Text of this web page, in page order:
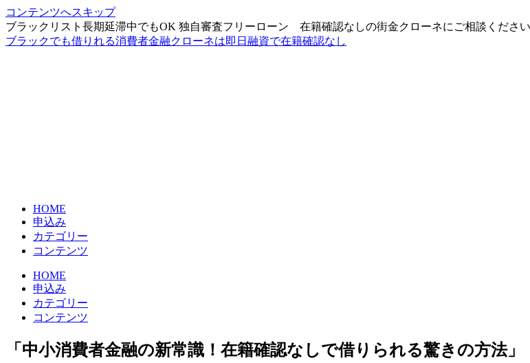
コンテンツへスキップ
ブラックリスト長期延滞中でもOK 独自審査フリーローン 在籍確認なしの街金クローネにご相談ください
ブラックでも借りれる消費者金融クローネは即日融資で在籍確認なし
HOME
申込み
カテゴリー
コンテンツ
HOME
申込み
カテゴリー
コンテンツ
「中小消費者金融の新常識！在籍確認なしで借りられる驚きの方法」